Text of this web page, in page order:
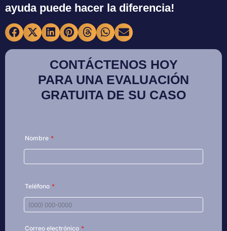
ayuda puede hacer la diferencia!
CONTÁCTENOS HOY
PARA UNA EVALUACIÓN
GRATUITA DE SU CASO